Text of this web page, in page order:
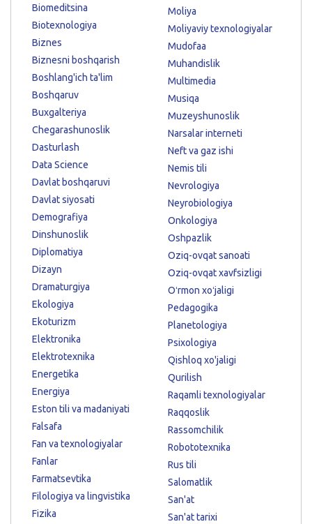
Biomeditsina
Biotexnologiya
Biznes
Biznesni boshqarish
Boshlang'ich ta'lim
Boshqaruv
Buxgalteriya
Chegarashunoslik
Dasturlash
Data Science
Davlat boshqaruvi
Davlat siyosati
Demografiya
Dinshunoslik
Diplomatiya
Dizayn
Dramaturgiya
Ekologiya
Ekoturizm
Elektronika
Elektrotexnika
Energetika
Energiya
Eston tili va madaniyati
Falsafa
Fan va texnologiyalar
Fanlar
Farmatsevtika
Filologiya va lingvistika
Fizika
Moliya
Moliyaviy texnologiyalar
Mudofaa
Muhandislik
Multimedia
Musiqa
Muzeyshunoslik
Narsalar interneti
Neft va gaz ishi
Nemis tili
Nevrologiya
Neyrobiologiya
Onkologiya
Oshpazlik
Oziq-ovqat sanoati
Oziq-ovqat xavfsizligi
Oʻrmon xoʻjaligi
Pedagogika
Planetologiya
Psixologiya
Qishloq xo'jaligi
Qurilish
Raqamli texnologiyalar
Raqqoslik
Rassomchilik
Robototexnika
Rus tili
Salomatlik
San'at
San'at tarixi